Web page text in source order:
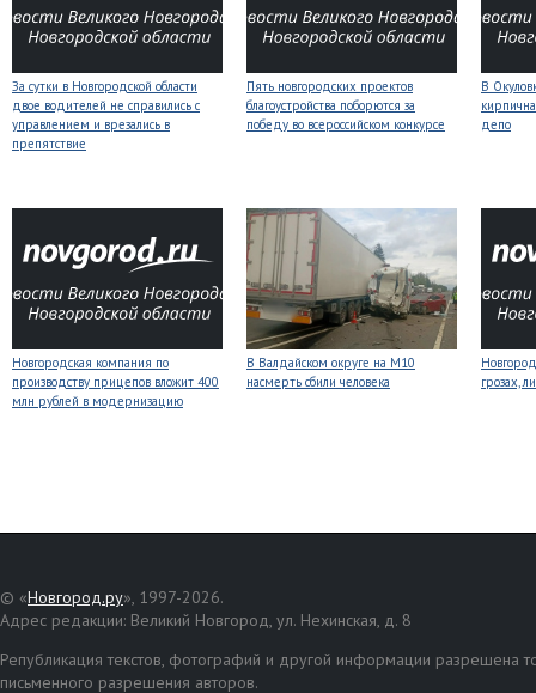
За сутки в Новгородской области
двое водителей не справились с
управлением и врезались в
препятствие
Пять новгородских проектов
благоустройства поборются за
победу во всероссийском конкурсе
В
депо
Новгородская компания по
производству прицепов вложит 400
млн рублей в модернизацию
В Валдайском округе на М10
насмерть сбили человека
грозах,
© «Новгород.ру», 1997-2026.
Адрес редакции: Великий Новгород, ул. Нехинская, д. 8
Републикация текстов, фотографий и другой информации разрешена
письменного разрешения авторов.